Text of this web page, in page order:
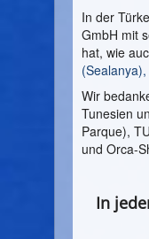
In der
GmbH mit
hat, wie
(Sealanya),
Wir
Tunesien
Parque),
und Orca-
In